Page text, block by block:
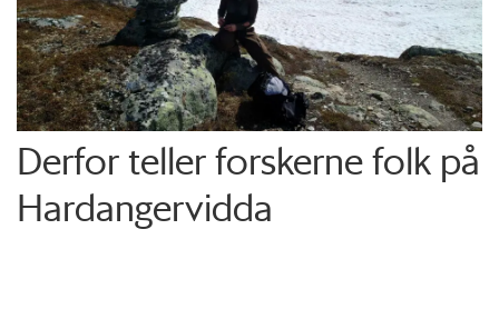
Derfor teller forskerne folk på
Hardangervidda